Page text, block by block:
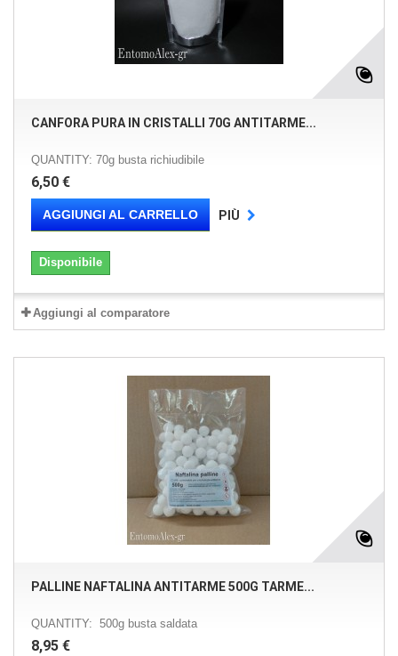
CANFORA PURA IN CRISTALLI 70G ANTITARME...
QUANTITY: 70g busta richiudibile
6,50 €
AGGIUNGI AL CARRELLO PIÙ
Disponibile
Aggiungi al comparatore
PALLINE NAFTALINA ANTITARME 500G TARME...
QUANTITY: 500g busta saldata
8,95 €